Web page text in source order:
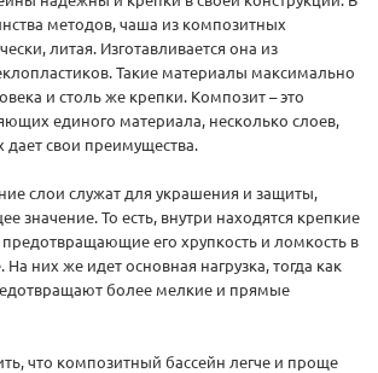
методов, чаша из композитных
литая. Изготавливается она из
Такие материалы максимально
и столь же крепки. Композит – это
единого материала, несколько слоев,
свои преимущества.
слои служат для украшения и защиты,
значение. То есть, внутри находятся крепкие
его хрупкость и ломкость в
них же идет основная нагрузка, тогда как
более мелкие и прямые
что композитный бассейн легче и проще